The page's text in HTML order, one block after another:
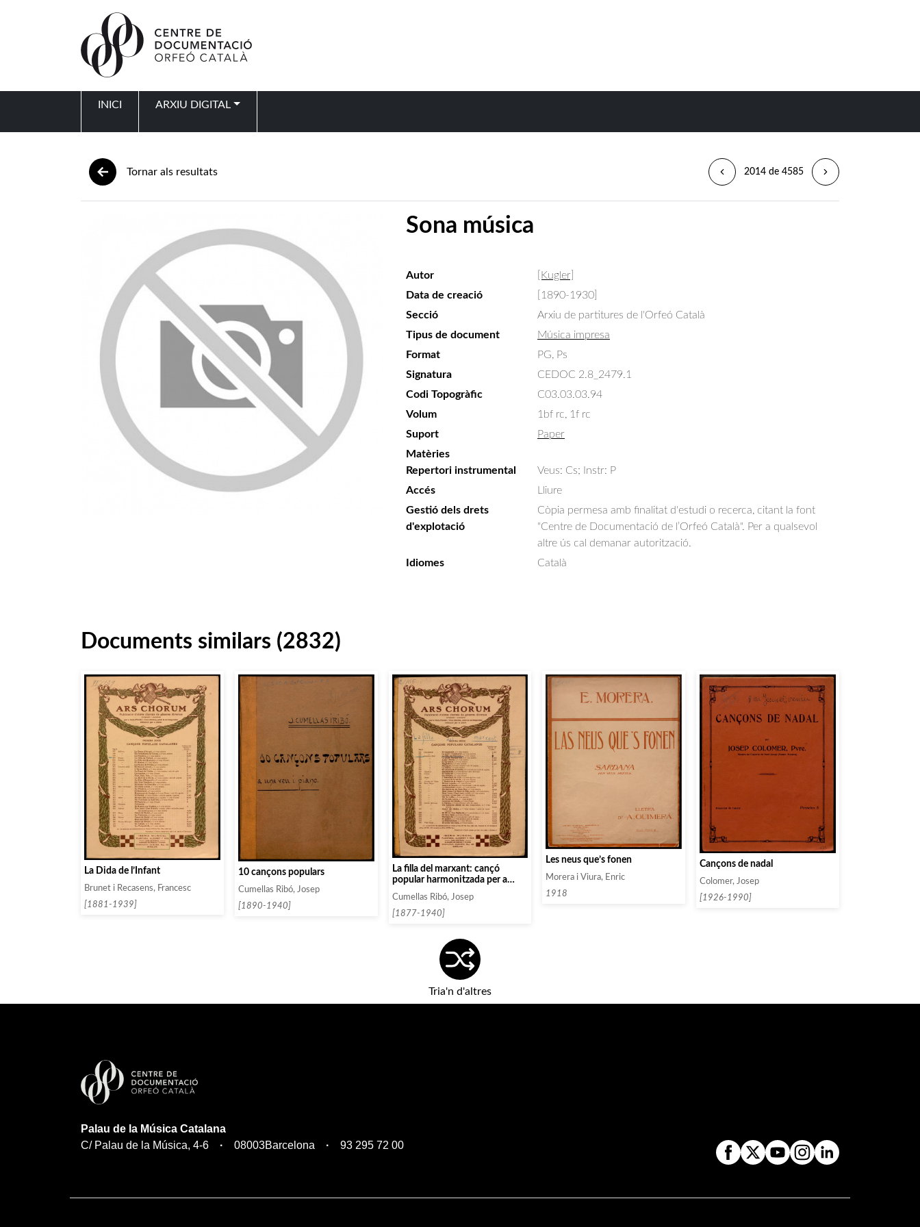
INICI ARXIU DIGITAL
Tornar als resultats 2014 de 4585
Sona música
Autor
[Kugler]
Data de creació
[1890-1930]
Secció
Arxiu de partitures de l'Orfeó Català
Tipus de document
Música impresa
Format
PG, Ps
Signatura
CEDOC 2.8_2479.1
Codi Topogràfic
C03.03.03.94
Volum
1bf rc, 1f rc
Suport
Paper
Matèries
Repertori instrumental
Veus: Cs; Instr: P
Accés
Lliure
Gestió dels drets
d'explotació
Còpia permesa amb finalitat d'estudi o recerca, citant la font
"Centre de Documentació de l’Orfeó Català". Per a qualsevol
altre ús cal demanar autorització.
Idiomes
Català
Documents similars (2832)
La Dida de l’Infant
Brunet i Recasens, Francesc
[1881-1939]
10 cançons populars
Cumellas Ribó, Josep
[1890-1940]
La filla del marxant: cançó
popular harmonitzada per a
Cumellas Ribó, Josep
[1877-1940]
Les neus que’s fonen
Morera i Viura, Enric
1918
Cançons de nadal
Colomer, Josep
[1926-1990]
Tria'n d'altres
Palau de la Música Catalana
C/ Palau de la Música, 4-6
08003Barcelona 93 295 72 00